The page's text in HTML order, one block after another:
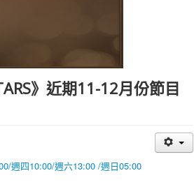
》近期11-12月份節目
週四10:00/週六13:00 /週日05:00